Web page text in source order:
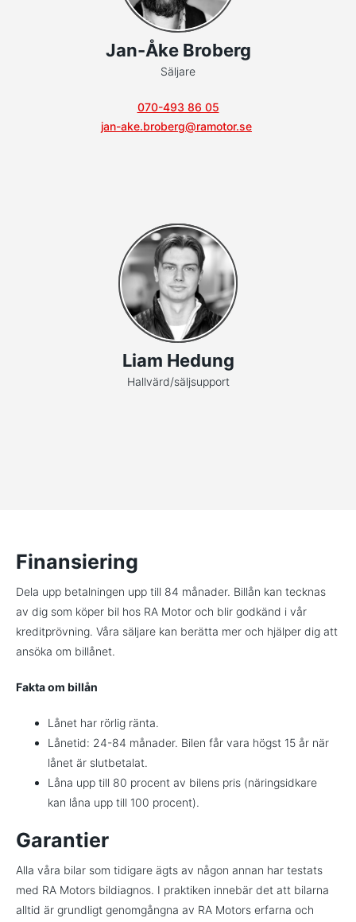
Jan-Åke Broberg
Säljare
070-493 86 05
jan-ake.broberg@ramotor.se
Liam Hedung
Hallvärd/säljsupport
Finansiering
Dela upp betalningen upp till 84 månader. Billån kan tecknas
av dig som köper bil hos RA Motor och blir godkänd i vår
kreditprövning. Våra säljare kan berätta mer och hjälper dig att
ansöka om billånet.
Fakta om billån
Lånet har rörlig ränta.
Lånetid: 24-84 månader. Bilen får vara högst 15 år när
lånet är slutbetalat.
Låna upp till 80 procent av bilens pris (näringsidkare
kan låna upp till 100 procent).
Garantier
Alla våra bilar som tidigare ägts av någon annan har testats
med RA Motors bildiagnos. I praktiken innebär det att bilarna
alltid är grundligt genomgångna av RA Motors erfarna och